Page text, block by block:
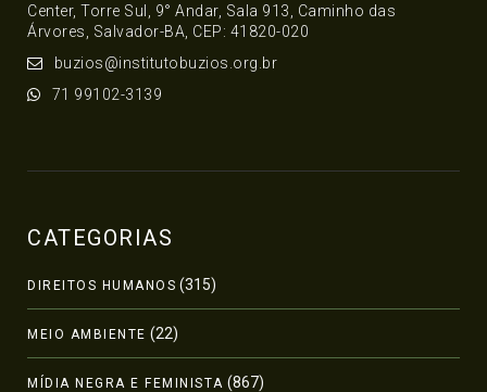
Center, Torre Sul, 9° Andar, Sala 913, Caminho das
Árvores, Salvador-BA, CEP: 41820-020
buzios@institutobuzios.org.br
71 99102-3139
CATEGORIAS
DIREITOS HUMANOS (315)
MEIO AMBIENTE (22)
MÍDIA NEGRA E FEMINISTA (867)